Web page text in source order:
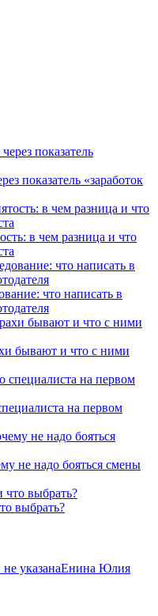
показатель «заработок
в чем разница и что
что написать в
бывают и что с ними
на первом
не надо бояться смены
выбрать?
не указанаЕнина Юлия